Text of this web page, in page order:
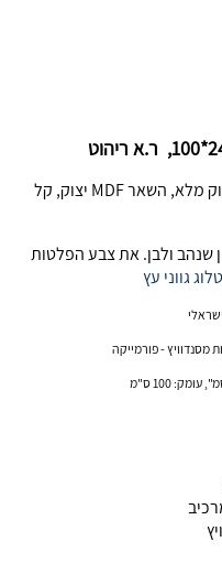
שולחן אוכל ללא פתיחה. רגליים עץ בוק מלא, השאר MDF יצוק, קל
שנהב ולבן. את צבע הפלטות
גווני עץ
מסנדוויץ - פורמייקה